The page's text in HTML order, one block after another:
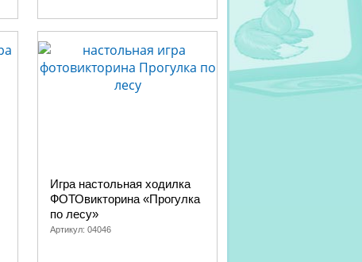
Игра настольная ходилка
ФОТОвикторина «Прогулка
по лесу»
Артикул: 04046